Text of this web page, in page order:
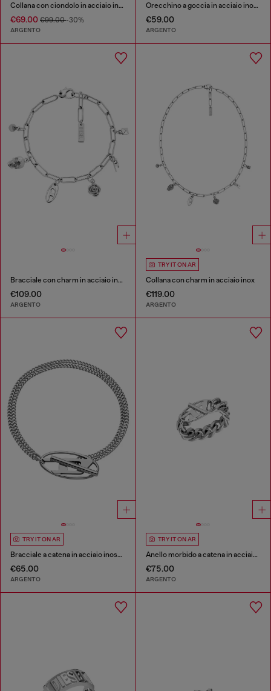
Collana con ciondolo in acciaio inossidabile
€69.00 €99.00-30%
ARGENTO
Orecchino a goccia in acciaio inossidabile
€59.00
ARGENTO
Bracciale con charm in acciaio inox
€109.00
ARGENTO
TRY IT ON AR
Collana con charm in acciaio inox
€119.00
ARGENTO
TRY IT ON AR
Bracciale a catena in acciaio inossidabile
€65.00
ARGENTO
TRY IT ON AR
Anello morbido a catena in acciaio inossidabile
€75.00
ARGENTO